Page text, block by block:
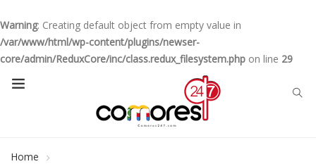
Warning: Creating default object from empty value in
/var/www/html/wp-content/plugins/newser-
core/admin/ReduxCore/inc/class.redux_filesystem.php on line 29
Home